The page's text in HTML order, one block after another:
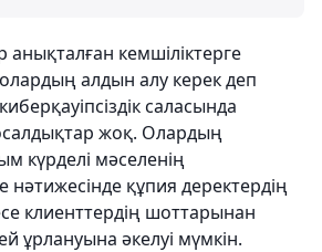
кемшіліктерге
алдын алу керек деп
саласында
жоқ. Олардың
күрделі мәселенің
құпия деректердің
клиенттердің шоттарынан
ұрлануына әкелуі мүмкін.